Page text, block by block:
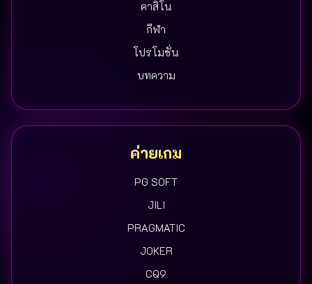
คาสิโน
กีฬา
โปรโมชั่น
บทความ
ค่ายเกม
PG SOFT
JILI
PRAGMATIC
JOKER
CQ9